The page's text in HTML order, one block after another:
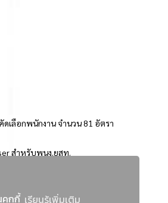
คุกกี้ เรียนรู้เพิ่มเติม
เลือกพนักงาน จำนวน 81 อัตรา
สำหรับพนง.ยสท.